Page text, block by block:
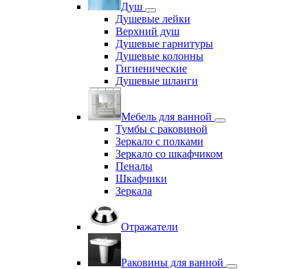
Душ
Душевые лейки
Верхний душ
Душевые гарнитуры
Душевые колонны
Гигиенические
Душевые шланги
Мебель для ванной
Тумбы с раковиной
Зеркало с полками
Зеркало со шкафчиком
Пеналы
Шкафчики
Зеркала
Отражатели
Раковины для ванной